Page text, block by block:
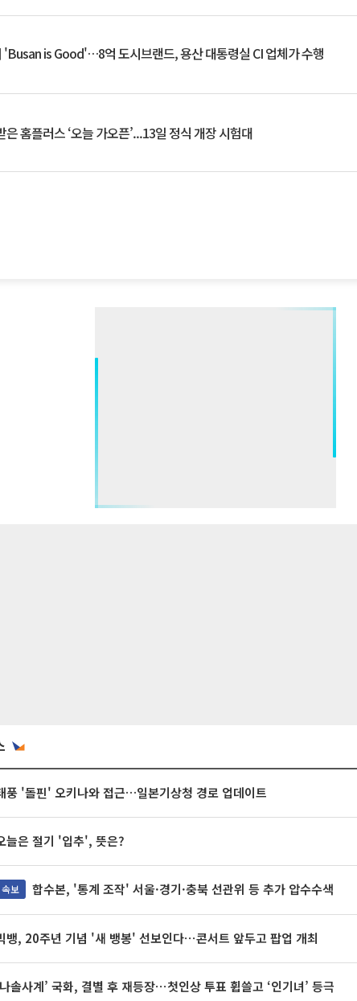
'Busan is Good'…8억 도시브랜드, 용산 대통령실 CI 업체가 수행
은 홈플러스 ‘오늘 가오픈’...13일 정식 개장 시험대
풍 '돌핀' 오키나와 접근…일본기상청 경로 업데이트
늘은 절기 '입추', 뜻은?
속보 합수본, '통계 조작' 서울·경기·충북 선관위 등 추가 압수수색
뱅, 20주년 기념 '새 뱅봉' 선보인다⋯콘서트 앞두고 팝업 개최
솔사계’ 국화, 결별 후 재등장⋯첫인상 투표 휩쓸고 ‘인기녀’ 등극